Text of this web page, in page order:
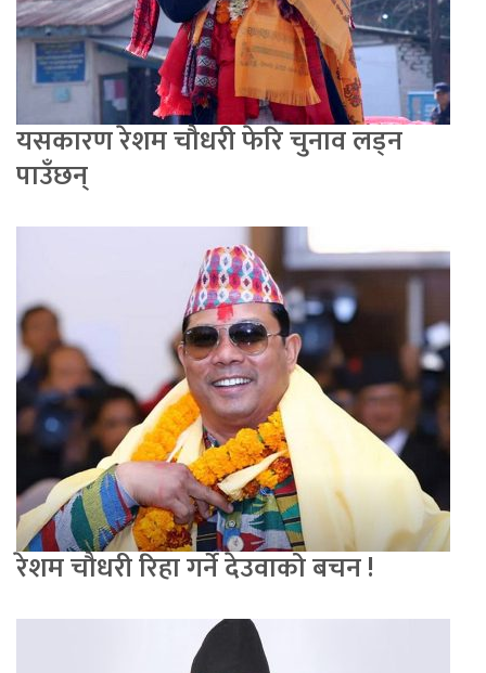
यसकारण रेशम चौधरी फेरि चुनाव लड्न
पाउँछन्
रेशम चौधरी रिहा गर्ने देउवाको बचन !